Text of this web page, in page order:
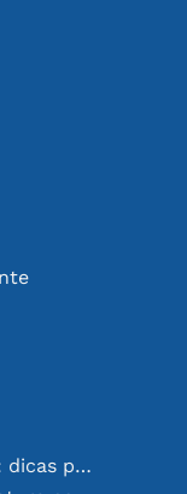
Soldando como um profissional: dicas para conexões eletrônicas perfeitas